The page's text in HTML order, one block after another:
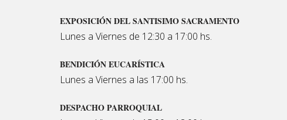
EXPOSICIÓN DEL SANTISIMO SACRAMENTO
Lunes a Viernes de 12:30 a 17:00 hs.
BENDICIÓN EUCARÍSTICA
Lunes a Viernes a las 17:00 hs.
DESPACHO PARROQUIAL